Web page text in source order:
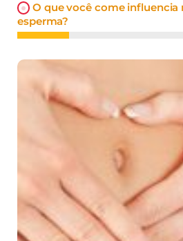
O que você come influencia
esperma?